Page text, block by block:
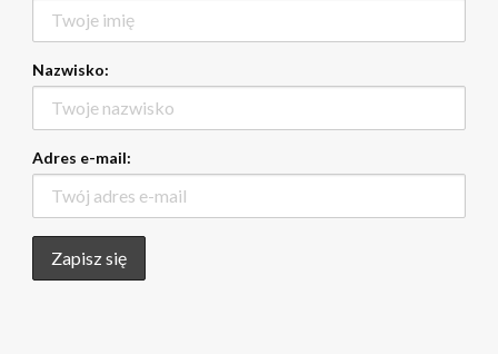
Nazwisko:
Adres e-mail: